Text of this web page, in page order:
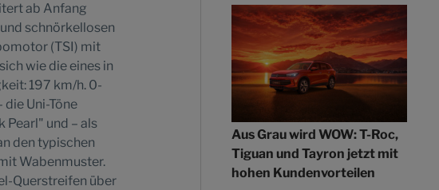
ab Anfang
schnörkellosen
(TSI) mit
wie die eines in
197 km/h. 0-
die Uni-Töne
Pearl" und – als
den typischen
Wabenmuster.
Querstreifen über
Aus Grau wird WOW: T-Roc,
Tiguan und Tayron jetzt mit
hohen Kundenvorteilen